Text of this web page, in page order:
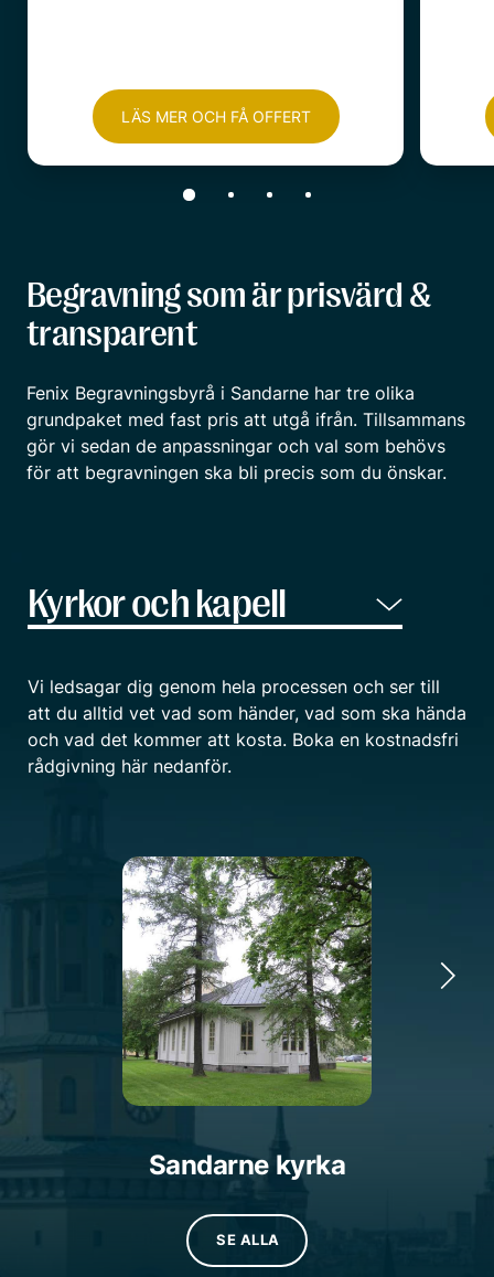
LÄS MER OCH FÅ OFFERT
Begravning som är prisvärd &
transparent
Fenix Begravningsbyrå i Sandarne har tre olika
grundpaket med fast pris att utgå ifrån. Tillsammans
gör vi sedan de anpassningar och val som behövs
för att begravningen ska bli precis som du önskar.
Vi ledsagar dig genom hela processen och ser till
att du alltid vet vad som händer, vad som ska hända
och vad det kommer att kosta. Boka en kostnadsfri
rådgivning här nedanför.
Sandarne kyrka
SE ALLA